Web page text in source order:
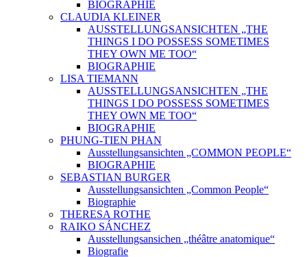
BIOGRAPHIE
CLAUDIA KLEINER
AUSSTELLUNGSANSICHTEN „THE
THINGS I DO POSSESS SOMETIMES
THEY OWN ME TOO“
BIOGRAPHIE
LISA TIEMANN
AUSSTELLUNGSANSICHTEN „THE
THINGS I DO POSSESS SOMETIMES
THEY OWN ME TOO“
BIOGRAPHIE
PHUNG-TIEN PHAN
Ausstellungsansichten „COMMON PEOPLE“
BIOGRAPHIE
SEBASTIAN BURGER
Ausstellungsansichten „Common People“
Biographie
THERESA ROTHE
RAIKO SÁNCHEZ
Ausstellungsansichen „théâtre anatomique“
Biografie